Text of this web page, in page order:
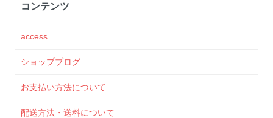
コンテンツ
access
ショップブログ
お支払い方法について
配送方法・送料について